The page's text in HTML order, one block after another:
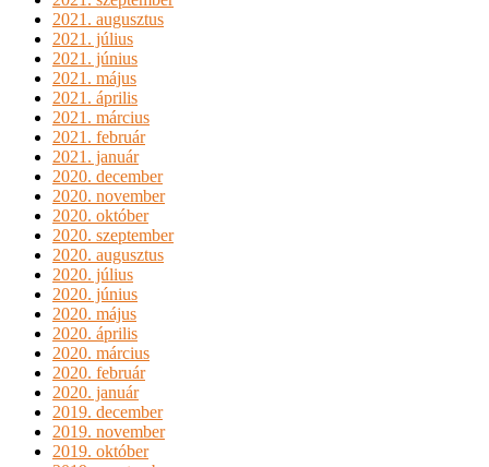
2021. augusztus
2021. július
2021. június
2021. május
2021. április
2021. március
2021. február
2021. január
2020. december
2020. november
2020. október
2020. szeptember
2020. augusztus
2020. július
2020. június
2020. május
2020. április
2020. március
2020. február
2020. január
2019. december
2019. november
2019. október